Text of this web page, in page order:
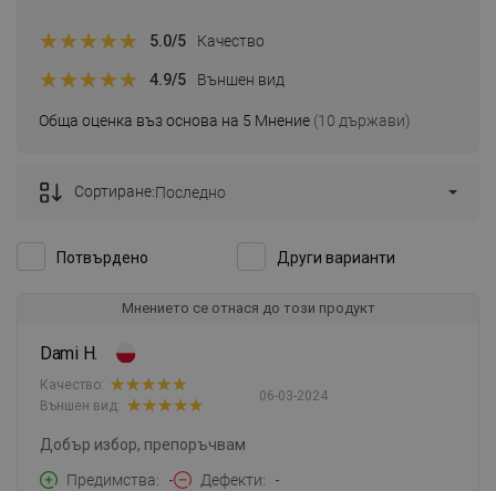
Обща оценка въз основа на 5 Мнение (10 държави)
5.0/5 Качество
4.9/5 Външен вид
Потвърдено Други варианти
Сортиране:Последно
Мнението се отнася до този продукт
Dami H.
06-03-2024
Качество:
Външен вид:
Добър избор, препоръчвам
Предимства
- Дефекти -